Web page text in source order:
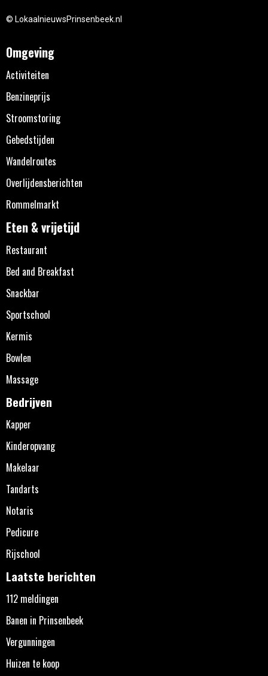
© LokaalnieuwsPrinsenbeek.nl
Omgeving
Activiteiten
Benzineprijs
Stroomstoring
Gebedstijden
Wandelroutes
Overlijdensberichten
Rommelmarkt
Eten & vrijetijd
Restaurant
Bed and Breakfast
Snackbar
Sportschool
Kermis
Bowlen
Massage
Bedrijven
Kapper
Kinderopvang
Makelaar
Tandarts
Notaris
Pedicure
Rijschool
Laatste berichten
112 meldingen
Banen in Prinsenbeek
Vergunningen
Huizen te koop